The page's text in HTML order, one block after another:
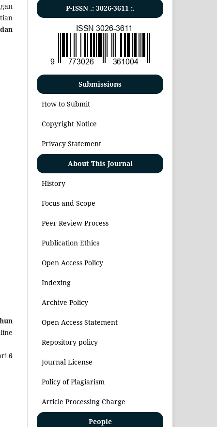
6
P-ISSN .: 3026-3611:.
Submissions
How to Submit
Copyright Notice
Privacy Statement
About This Journal
History
Focus and Scope
Peer Review Process
Publication Ethics
Open Access Policy
Indexing
Archive Policy
Open Access Statement
Repository policy
Journal License
Policy of Plagiarism
Article Processing Charge
People